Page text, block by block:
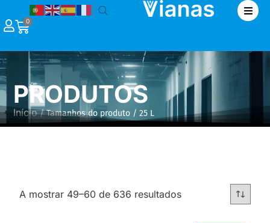
0
PRODUTOS
Início/ Tamanhos do produto / 25 L
A mostrar 49–60 de 636 resultados